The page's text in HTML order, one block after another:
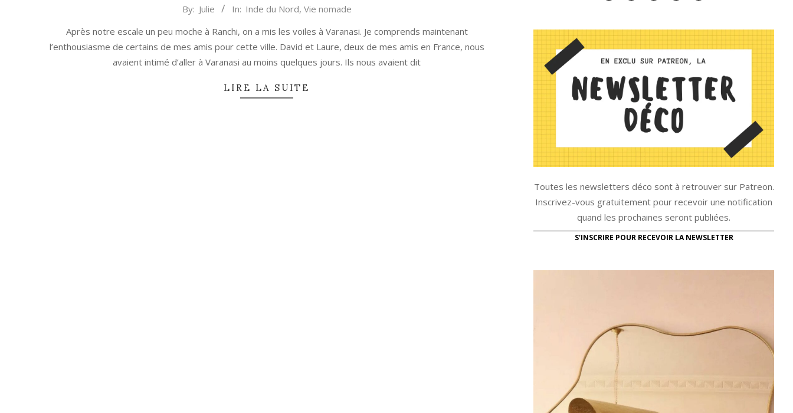
By: Julie In: Inde du Nord, Vie nomade
Après notre escale un peu moche à Ranchi, on a mis les voiles à Varanasi. Je comprends maintenant
l’enthousiasme de certains de mes amis pour cette ville. David et Laure, deux de mes amis en France, nous
avaient intimé d’aller à Varanasi au moins quelques jours. Ils nous avaient dit
LIRE LA SUITE
Toutes les newsletters déco sont à retrouver sur Patreon.
Inscrivez-vous gratuitement pour recevoir une notification
quand les prochaines seront publiées.
S'INSCRIRE POUR RECEVOIR LA NEWSLETTER